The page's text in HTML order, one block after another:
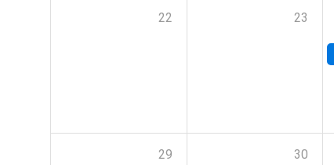
22 23
29 30